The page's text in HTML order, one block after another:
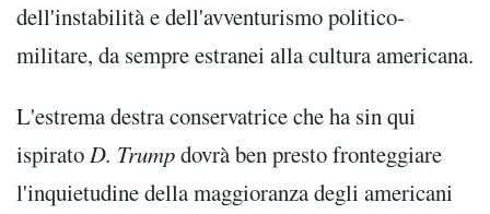
dell'instabilità e dell'avventurismo politico-
militare, da sempre estranei alla cultura americana.
L'estrema destra conservatrice che ha sin qui
ispiratoD. Trumpdovrà ben presto fronteggiare
l'inquietudine della maggioranza degli americani